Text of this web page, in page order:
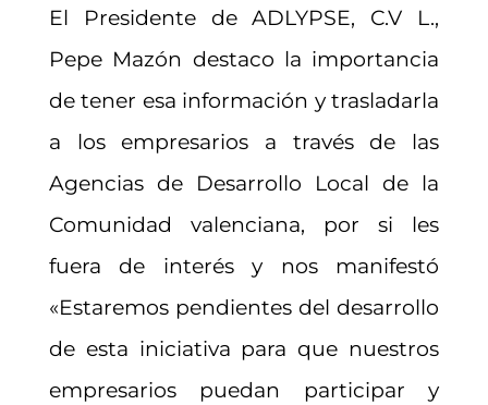
El Presidente de ADLYPSE, C.V L.,
Pepe Mazón destaco la importancia
de tener esa información y trasladarla
a los empresarios a través de las
Agencias de Desarrollo Local de la
Comunidad valenciana, por si les
fuera de interés y nos manifestó
«Estaremos pendientes del desarrollo
de esta iniciativa para que nuestros
empresarios puedan participar y